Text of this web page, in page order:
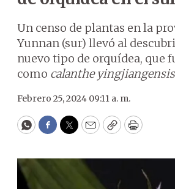
Un censo de plantas en la
Yunnan (sur) llevó al
nuevo tipo de orquídea, que
como calanthe
Febrero 25, 2024 09:11 a. m.
WhatsApp
Facebook
Twitter
EmailCopyPrint